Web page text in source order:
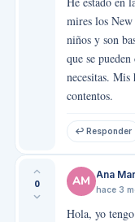
mires los New
niños y son
que se
necesitas.
contentos.
↩ Responder
0 AM Ana
hace 3
Hola, yo